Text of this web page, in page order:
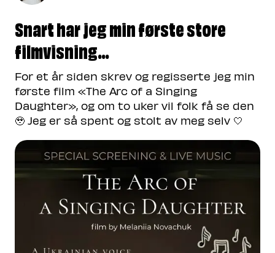
Snart har jeg min første store
filmvisning…
For et år siden skrev og regisserte jeg min
første film «The Arc of a Singing
Daughter», og om to uker vil folk få se den
🥹 Jeg er så spent og stolt av meg selv 🤍